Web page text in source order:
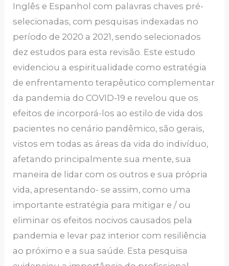
Inglês e Espanhol com palavras chaves pré-
selecionadas, com pesquisas indexadas no
período de 2020 a 2021, sendo selecionados
dez estudos para esta revisão. Este estudo
evidenciou a espiritualidade como estratégia
de enfrentamento terapêutico complementar
da pandemia do COVID-19 e revelou que os
efeitos de incorporá-los ao estilo de vida dos
pacientes no cenário pandêmico, são gerais,
vistos em todas as áreas da vida do indivíduo,
afetando principalmente sua mente, sua
maneira de lidar com os outros e sua própria
vida, apresentando- se assim, como uma
importante estratégia para mitigar e / ou
eliminar os efeitos nocivos causados pela
pandemia e levar paz interior com resiliência
ao próximo e a sua saúde. Esta pesquisa